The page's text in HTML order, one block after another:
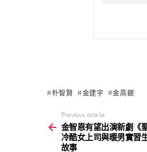
朴智賢 金建宇 金高銀
more
Previous article
金智恩有望出演新劇《
冷酷女上司與暖男實習
故事